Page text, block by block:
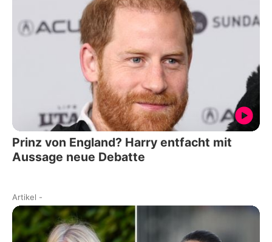
Prinz von England? Harry entfacht mit
Aussage neue Debatte
Artikel -